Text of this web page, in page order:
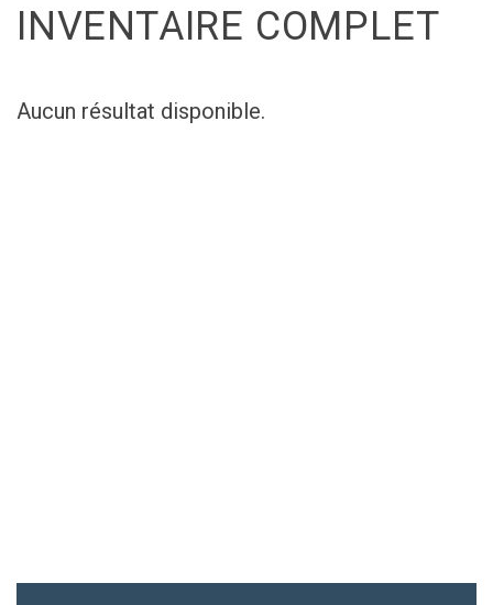
INVENTAIRE COMPLET
Aucun résultat disponible.